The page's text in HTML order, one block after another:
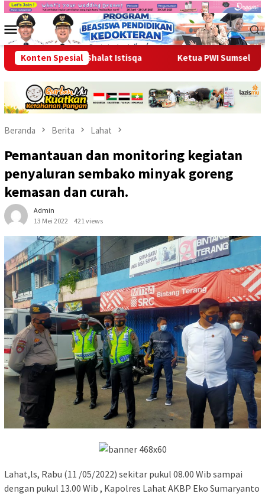
Loncat
kontenMenu
Mobile
Konten Spesial
Gelar Shalat Istisqa Ketua PWI Sumsel, Kurnaidi
Beranda Berita Lahat
Pemantauan dan monitoring kegiatan
penyaluran sembako minyak goreng
kemasan dan curah.
Admin
13 Mei 2022
421 views
Lahat,ls, Rabu (11 /05/2022) sekitar pukul 08.00 Wib sampai
dengan pukul 13.00 Wib , Kapolres Lahat AKBP Eko Sumaryanto